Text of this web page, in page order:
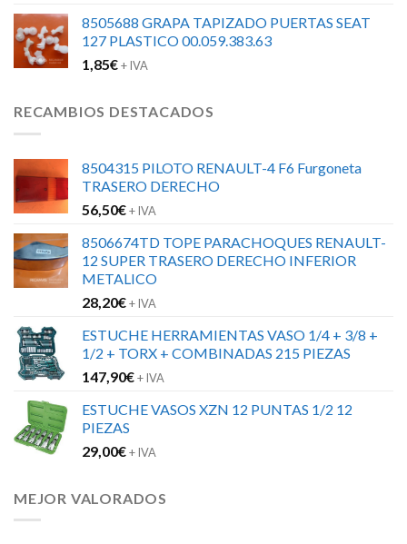
8505688 GRAPA TAPIZADO PUERTAS SEAT
127 PLASTICO 00.059.383.63
1,85€+ IVA
RECAMBIOS DESTACADOS
8504315 PILOTO RENAULT-4 F6 Furgoneta
TRASERO DERECHO
56,50€+ IVA
8506674TD TOPE PARACHOQUES RENAULT-
12 SUPER TRASERO DERECHO INFERIOR
METALICO
28,20€+ IVA
ESTUCHE HERRAMIENTAS VASO 1/4 + 3/8 +
1/2 + TORX + COMBINADAS 215 PIEZAS
147,90€+ IVA
ESTUCHE VASOS XZN 12 PUNTAS 1/2 12
PIEZAS
29,00€+ IVA
MEJOR VALORADOS